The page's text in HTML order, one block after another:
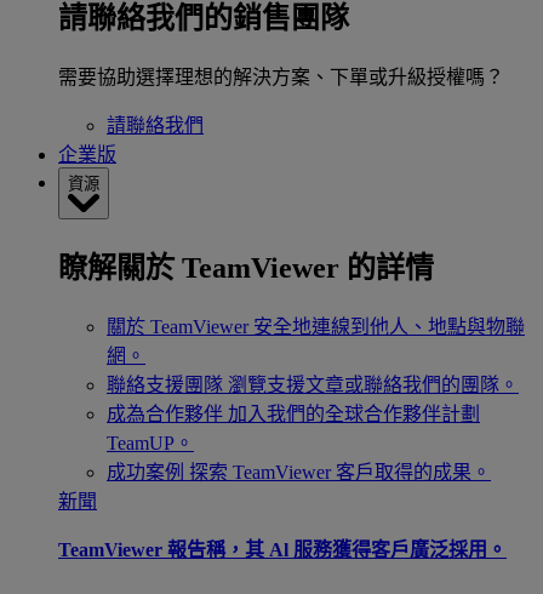
請聯絡我們的銷售團隊
需要協助選擇理想的解決方案、下單或升級授權嗎？
請聯絡我們
企業版
資源
瞭解關於 TeamViewer 的詳情
關於 TeamViewer 安全地連線到他人、地點與物聯
網。
聯絡支援團隊 瀏覽支援文章或聯絡我們的團隊。
成為合作夥伴 加入我們的全球合作夥伴計劃
TeamUP。
成功案例 探索 TeamViewer 客戶取得的成果。
新聞
TeamViewer 報告稱，其 Al 服務獲得客戶廣泛採用。